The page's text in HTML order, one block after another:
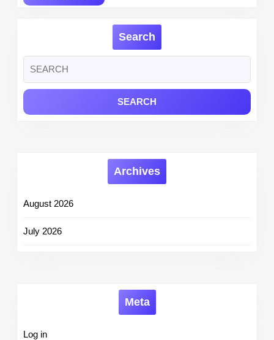
MORE
Search
for:
Archives
August 2026
July 2026
Meta
Log in